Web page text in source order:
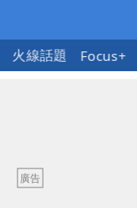
火線話題 Focus+